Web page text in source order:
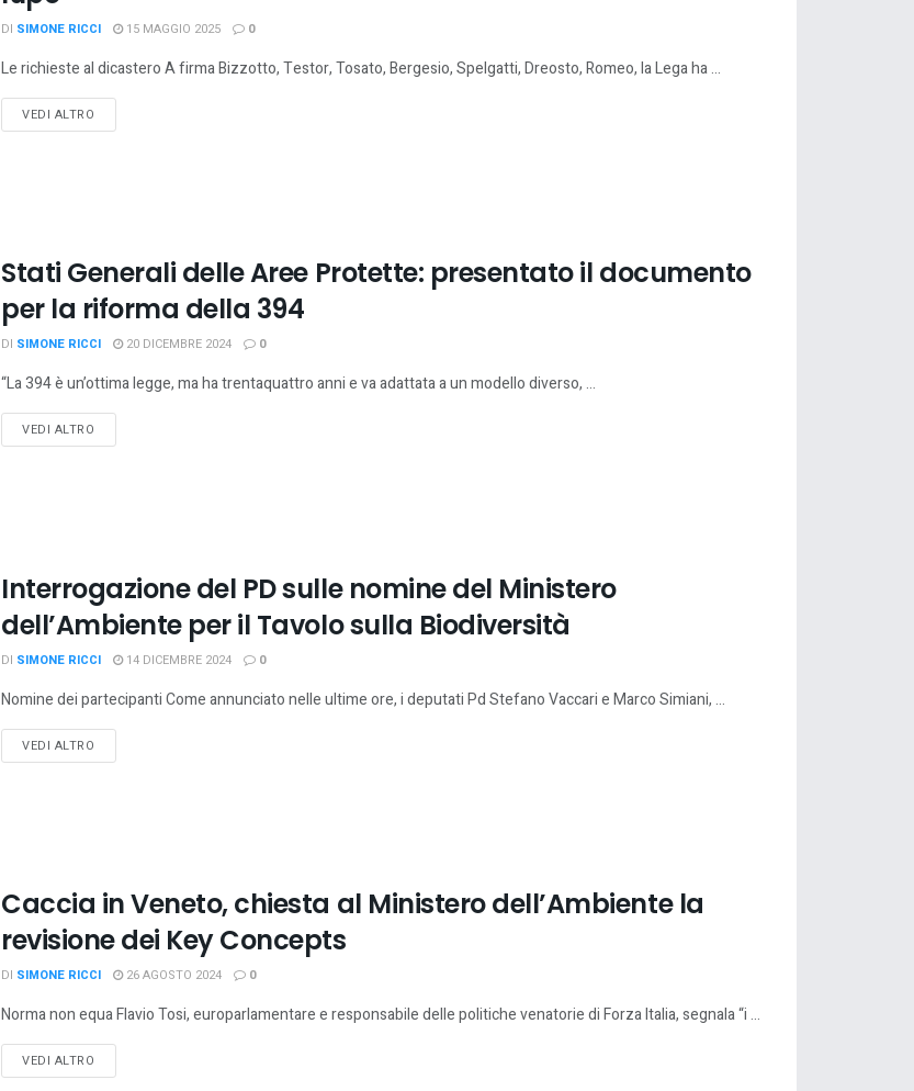
DI SIMONE RICCI 15 MAGGIO 2025 0
Le richieste al dicastero A firma Bizzotto, Testor, Tosato, Bergesio, Spelgatti, Dreosto, Romeo, la Lega ha ...
VEDI ALTRO
Stati Generali delle Aree Protette: presentato il documento
per la riforma della 394
DI SIMONE RICCI 20 DICEMBRE 2024 0
“La 394 è un’ottima legge, ma ha trentaquattro anni e va adattata a un modello diverso, ...
VEDI ALTRO
Interrogazione del PD sulle nomine del Ministero
dell’Ambiente per il Tavolo sulla Biodiversità
DI SIMONE RICCI 14 DICEMBRE 2024 0
Nomine dei partecipanti Come annunciato nelle ultime ore, i deputati Pd Stefano Vaccari e Marco Simiani, ...
VEDI ALTRO
Caccia in Veneto, chiesta al Ministero dell’Ambiente la
revisione dei Key Concepts
DI SIMONE RICCI 26 AGOSTO 2024 0
Norma non equa Flavio Tosi, europarlamentare e responsabile delle politiche venatorie di Forza Italia, segnala “i ...
VEDI ALTRO